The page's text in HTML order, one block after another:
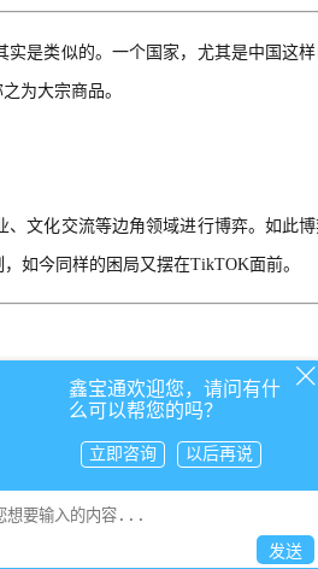
是类似的。一个国家，尤其是中国这样
为大宗商品。
文化交流等边角领域进行博弈。如此
如今同样的困局又摆在TikTOK面前。
它的全球化进程。 “一带一路”恰恰就
基建供应商 也搭上这班快车，通过海
鑫宝通欢迎您，请问有什
么可以帮您的吗？
立即咨询 以后再说
发送